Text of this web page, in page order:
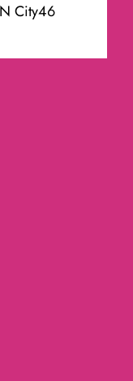
City46